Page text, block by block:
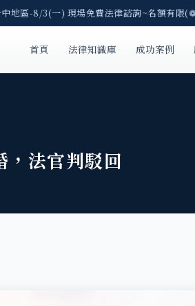
-8/3(一) 現場免費法律諮詢~名額有限
首頁 法律知識庫 成功案例
，法官判駁回